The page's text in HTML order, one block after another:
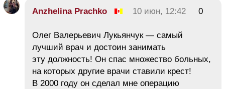
Anzhelina Prachko 10 июн, 12:42 0
Олег Валерьевич Лукьянчук — самый
лучший врач и достоин занимать
эту должность! Он спас множество больных,
на которых другие врачи ставили крест!
В 2000 году он сделал мне операцию